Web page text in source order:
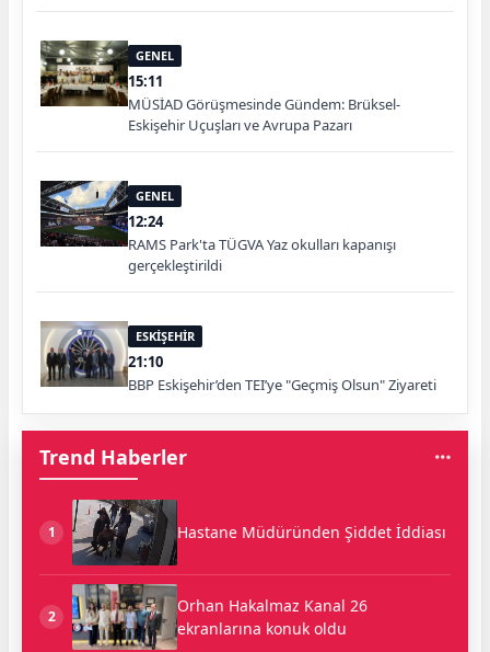
GENEL
15:11
MÜSİAD Görüşmesinde Gündem: Brüksel-
Eskişehir Uçuşları ve Avrupa Pazarı
GENEL
12:24
RAMS Park'ta TÜGVA Yaz okulları kapanışı
gerçekleştirildi
ESKİŞEHİR
21:10
BBP Eskişehir’den TEI’ye "Geçmiş Olsun" Ziyareti
Trend Haberler
1 Hastane Müdüründen Şiddet İddiası
2
Orhan Hakalmaz Kanal 26
ekranlarına konuk oldu